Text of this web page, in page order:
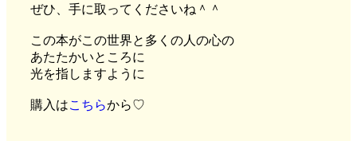
ぜひ、手に取ってくださいね＾＾
この本がこの世界と多くの人の心の
あたたかいところに
光を指しますように
購入はこちらから♡